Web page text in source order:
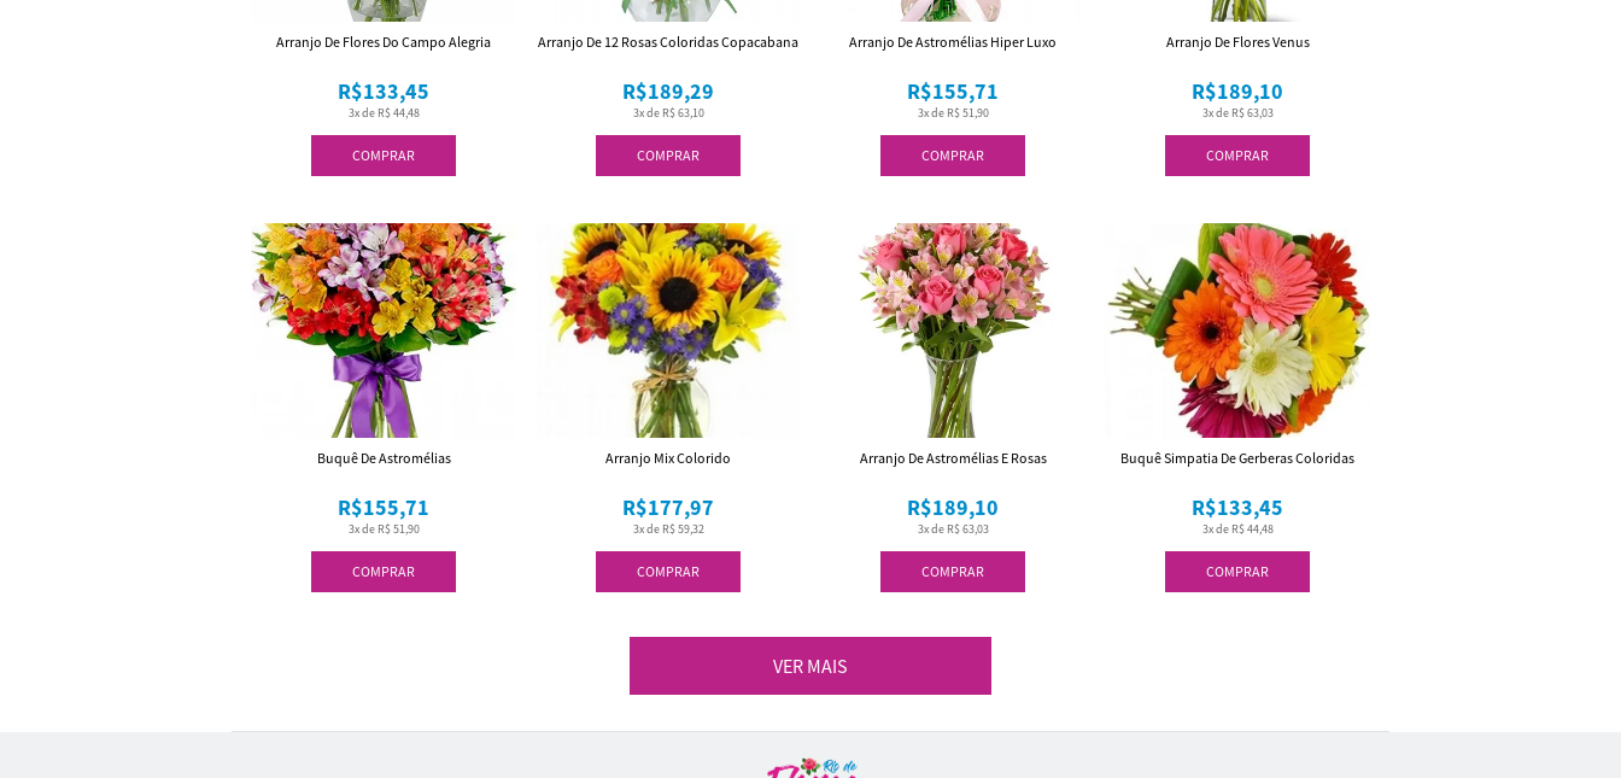
COMPRAR
3x de R$ 44,48
R$133,45
Arranjo De Flores Do Campo Alegria
COMPRAR
3x de R$ 63,10
R$189,29
Arranjo De 12 Rosas Coloridas Copacabana
COMPRAR
3x de R$ 51,90
R$155,71
Arranjo De Astromélias Hiper Luxo
COMPRAR
3x de R$ 63,03
R$189,10
Arranjo De Flores Venus
COMPRAR
3x de R$ 51,90
R$155,71
Buquê De Astromélias
COMPRAR
3x de R$ 59,32
R$177,97
Arranjo Mix Colorido
COMPRAR
3x de R$ 63,03
R$189,10
Arranjo De Astromélias E Rosas
COMPRAR
3x de R$ 44,48
R$133,45
Buquê Simpatia De Gerberas Coloridas
VER MAIS